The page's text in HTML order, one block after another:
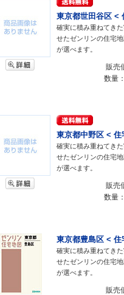
東京都世田谷区 <
確実に積み重ねてき
せたゼンリンの住宅
が選べます。
販売
数量：
東京都中野区 < 住
確実に積み重ねてき
せたゼンリンの住宅
が選べます。
販売
数量：
東京都豊島区 < 住
確実に積み重ねてき
せたゼンリンの住宅
が選べます。
販売